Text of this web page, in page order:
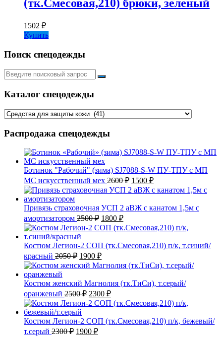
(тк.Смесовая,210) брюки, зеленый
1502 ₽
Купить
Поиск спецодежды
Искать:
Каталог спецодежды
Распродажа спецодежды
Ботинок "Рабочий" (зима) SJ7088-S-W ПУ-ТПУ с МП
МС искусственный мех 2600₽ Первоначальная
цена
составляла
2600 ₽.
1500 ₽Текущая
цена:
Привязь страховочная УСП 2 аВЖ с канатом 1,5м с
амортизатором 2500₽ Первоначальная
цена
составляла
2500 ₽.
1800 ₽Текущая
цена:
Костюм Легион-2 СОП (тк.Смесовая,210) п/к, т.синий/
красный 2050₽ Первоначальная
цена
составляла
2050 ₽.
1900 ₽Текущая
цена:
Костюм женский Магнолия (тк.ТиСи), т.серый/
оранжевый 2500₽ Первоначальная
цена
составляла
2500 ₽.
2300 ₽Текущая
цена:
Костюм Легион-2 СОП (тк.Смесовая,210) п/к, бежевый/
т.серый 2300₽ Первоначальная
1900 ₽Текущая